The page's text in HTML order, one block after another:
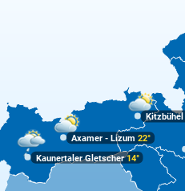
Axamer - Lizum 22°
Kaunertaler Gletscher14°
Kitzbühel